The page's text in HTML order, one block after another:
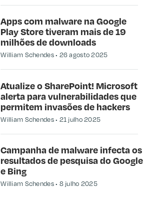
Apps com malware na Google
Play Store tiveram mais de 19
milhões de downloads
William Schendes 26 agosto 2025
Atualize o SharePoint! Microsoft
alerta para vulnerabilidades que
permitem invasões de hackers
William Schendes 21 julho 2025
Campanha de malware infecta os
resultados de pesquisa do Google
e Bing
William Schendes 8 julho 2025